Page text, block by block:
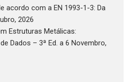
acordo com a EN 1993-1-3: Da
2026
Estruturas Metálicas:
Dados – 3ª Ed. a 6 Novembro,